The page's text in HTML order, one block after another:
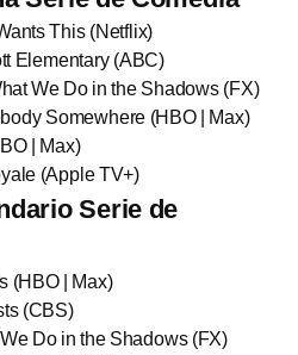
This (Netflix)
Elementary (ABC)
We Do in the Shadows (FX)
Somewhere (HBO | Max)
| Max)
(Apple TV+)
Serie de
(HBO | Max)
(CBS)
Do in the Shadows (FX)